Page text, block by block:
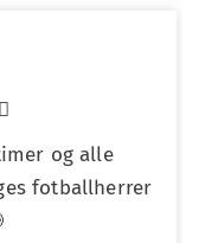
og alle
fotballherrer